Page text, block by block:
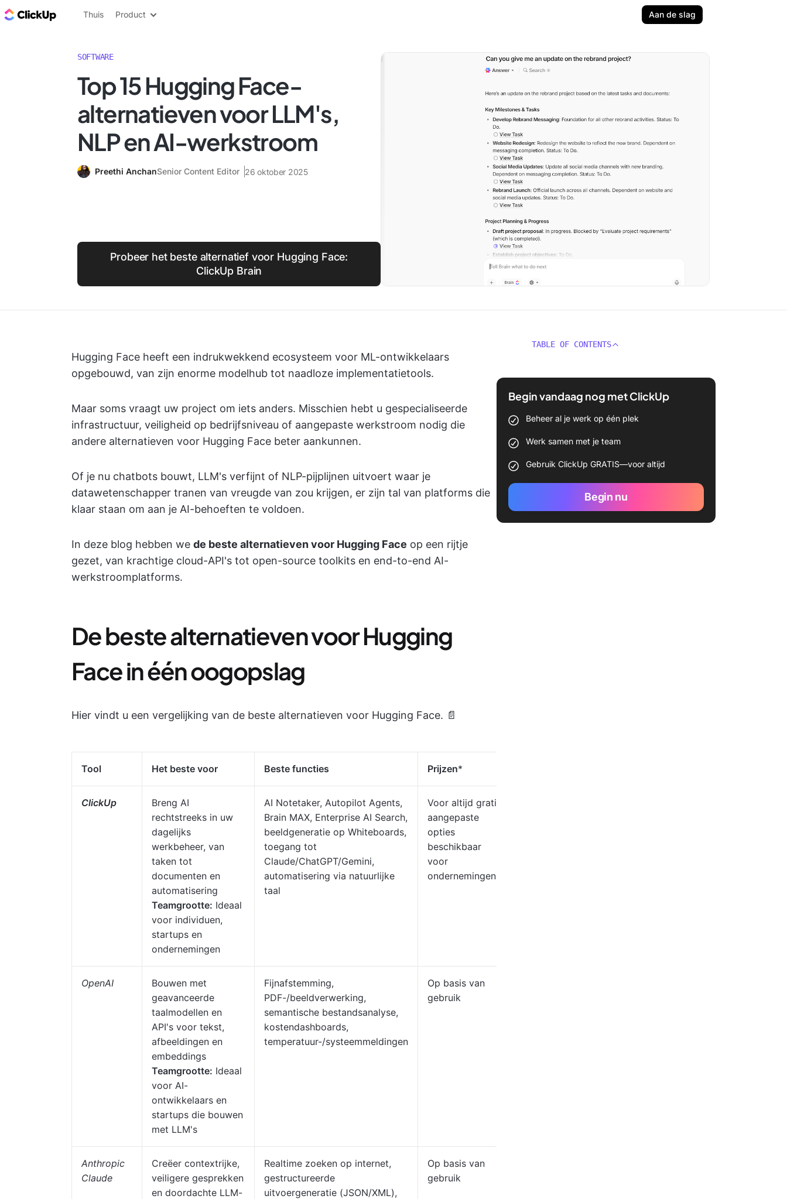
ClickUp Blog
Thuis Product Aan de slag
SOFTWARE
Top 15 Hugging Face-
alternatieven voor LLM's,
NLP en AI-werkstroom
Preethi AnchanSenior Content Editor 26 oktober 2025
Probeer het beste alternatief voor Hugging Face:
ClickUp Brain
Hugging Face heeft een indrukwekkend ecosysteem voor ML-ontwikkelaars
opgebouwd, van zijn enorme modelhub tot naadloze implementatietools.
Maar soms vraagt uw project om iets anders. Misschien hebt u gespecialiseerde
infrastructuur, veiligheid op bedrijfsniveau of aangepaste werkstroom nodig die
andere alternatieven voor Hugging Face beter aankunnen.
Of je nu chatbots bouwt, LLM's verfijnt of NLP-pijplijnen uitvoert waar je
datawetenschapper tranen van vreugde van zou krijgen, er zijn tal van platforms die
klaar staan om aan je AI-behoeften te voldoen.
In deze blog hebben we de beste alternatieven voor Hugging Face op een rijtje
gezet, van krachtige cloud-API's tot open-source toolkits en end-to-end AI-
werkstroomplatforms.
De beste alternatieven voor Hugging
Face in één oogopslag
Hier vindt u een vergelijking van de beste alternatieven voor Hugging Face. 📄
Tool Het beste voor Beste functies Prijzen*
ClickUp
Breng AI
rechtstreeks in uw
dagelijks
werkbeheer, van
taken tot
documenten en
automatisering
Teamgrootte: Ideaal
voor individuen,
startups en
ondernemingen
AI Notetaker, Autopilot Agents,
Brain MAX, Enterprise AI Search,
beeldgeneratie op Whiteboards,
toegang tot
Claude/ChatGPT/Gemini,
automatisering via natuurlijke
taal
Voor altijd gratis,
aangepaste
opties
beschikbaar
voor
ondernemingen
OpenAI
Bouwen met
geavanceerde
taalmodellen en
API's voor tekst,
afbeeldingen en
embeddings
Teamgrootte: Ideaal
voor AI-
ontwikkelaars en
startups die bouwen
met LLM's
Fijnafstemming,
PDF-/beeldverwerking,
semantische bestandsanalyse,
kostendashboards,
temperatuur-/systeemmeldingen
Op basis van
gebruik
Anthropic
Claude
Creëer contextrijke,
veiligere gesprekken
en doordachte LLM-
Realtime zoeken op internet,
gestructureerde
uitvoergeneratie (JSON/XML),
Op basis van
gebruik
TABLE OF CONTENTS
Begin vandaag nog met ClickUp
Beheer al je werk op één plek
Werk samen met je team
Gebruik ClickUp GRATIS—voor altijd
Begin nu